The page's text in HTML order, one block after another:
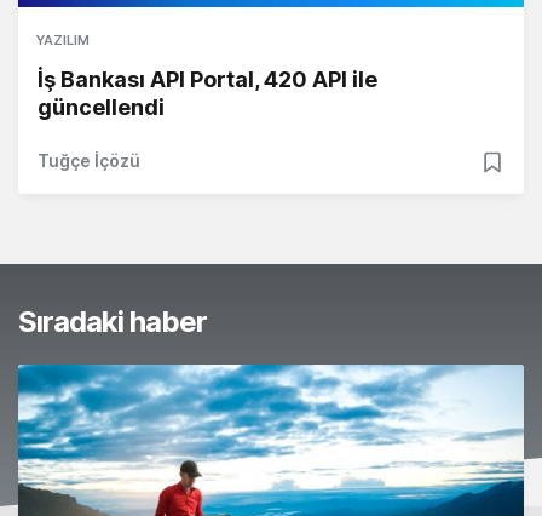
YAZILIM
İş Bankası API Portal, 420 API ile
güncellendi
Tuğçe İçözü
Sıradaki haber